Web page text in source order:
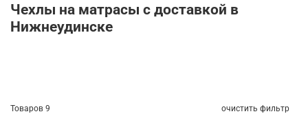
Чехлы на матрасы с доставкой в
Нижнеудинске
Товаров 9 очистить фильтр